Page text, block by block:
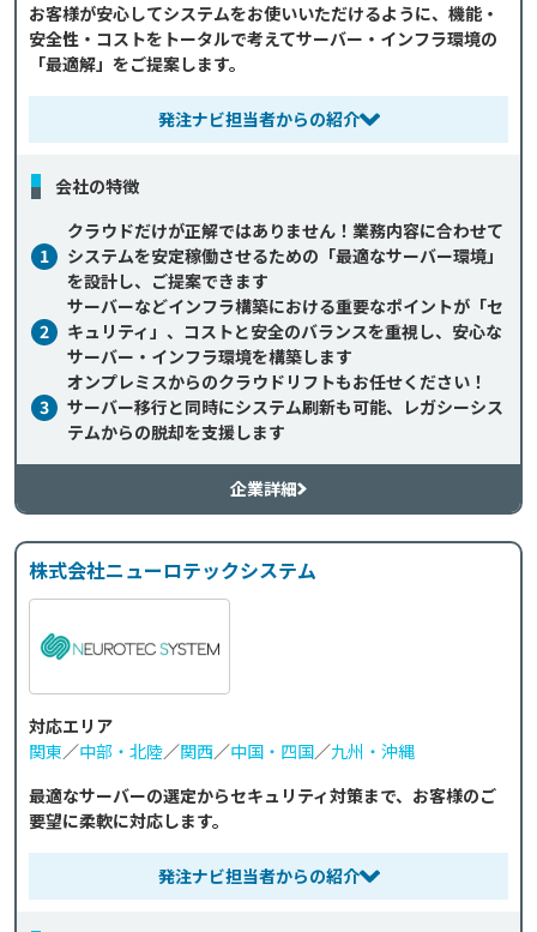
お客様が安心してシステムをお使いいただけるように、機能・
安全性・コストをトータルで考えてサーバー・インフラ環境の
「最適解」をご提案します。
発注ナビ担当者からの紹介
会社の特徴
1
クラウドだけが正解ではありません！業務内容に合わせて
システムを安定稼働させるための「最適なサーバー環境」
を設計し、ご提案できます
2
サーバーなどインフラ構築における重要なポイントが「セ
キュリティ」、コストと安全のバランスを重視し、安心な
サーバー・インフラ環境を構築します
3
オンプレミスからのクラウドリフトもお任せください！
サーバー移行と同時にシステム刷新も可能、レガシーシス
テムからの脱却を支援します
企業詳細
株式会社ニューロテックシステム
対応エリア
関東／中部・北陸／関西／中国・四国／九州・沖縄
最適なサーバーの選定からセキュリティ対策まで、お客様のご
要望に柔軟に対応します。
発注ナビ担当者からの紹介